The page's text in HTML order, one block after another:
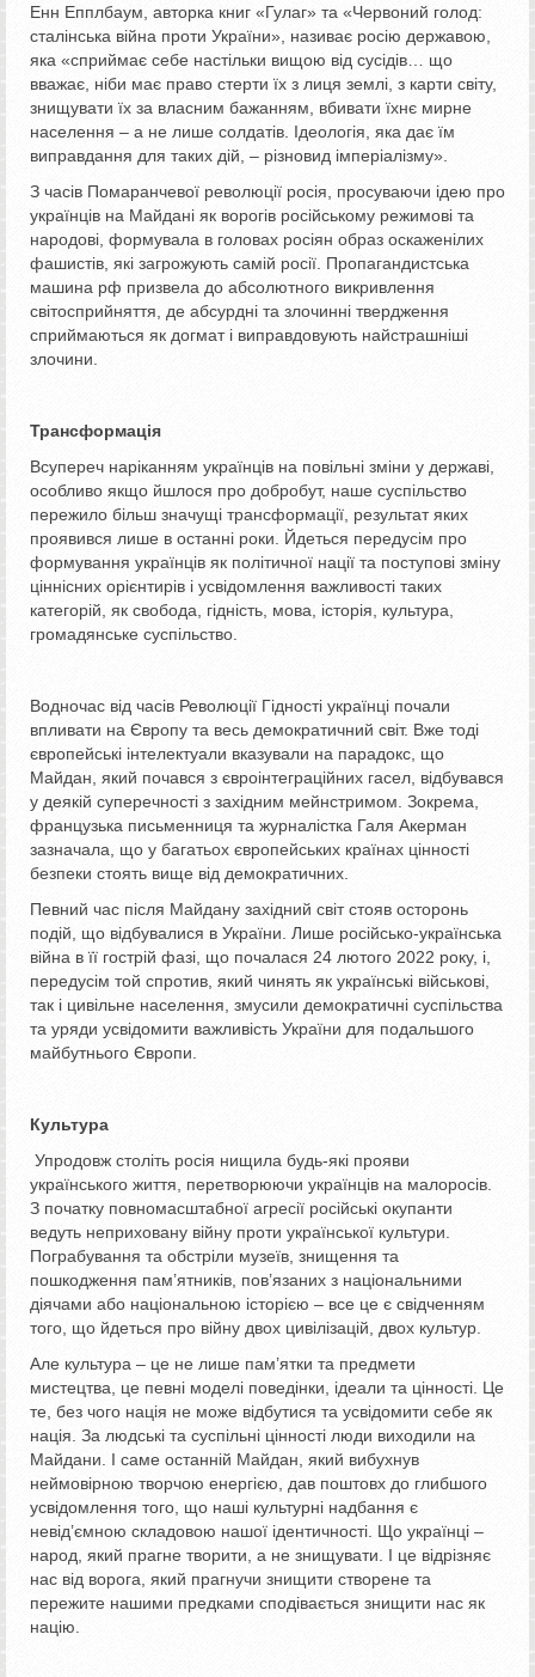
Енн Епплбаум, авторка книг «Гулаг» та «Червоний голод:
сталінська війна проти України», називає росію державою,
яка «сприймає себе настільки вищою від сусідів… що
вважає, ніби має право стерти їх з лиця землі, з карти світу,
знищувати їх за власним бажанням, вбивати їхнє мирне
населення – а не лише солдатів. Ідеологія, яка дає їм
виправдання для таких дій, – різновид імперіалізму».
З часів Помаранчевої революції росія, просуваючи ідею про
українців на Майдані як ворогів російському режимові та
народові, формувала в головах росіян образ оскаженілих
фашистів, які загрожують самій росії. Пропагандистська
машина рф призвела до абсолютного викривлення
світосприйняття, де абсурдні та злочинні твердження
сприймаються як догмат і виправдовують найстрашніші
злочини.
Трансформація
Всупереч наріканням українців на повільні зміни у державі,
особливо якщо йшлося про добробут, наше суспільство
пережило більш значущі трансформації, результат яких
проявився лише в останні роки. Йдеться передусім про
формування українців як політичної нації та поступові зміну
ціннісних орієнтирів і усвідомлення важливості таких
категорій, як свобода, гідність, мова, історія, культура,
громадянське суспільство.
Водночас від часів Революції Гідності українці почали
впливати на Європу та весь демократичний світ. Вже тоді
європейські інтелектуали вказували на парадокс, що
Майдан, який почався з євроінтеграційних гасел, відбувався
у деякій суперечності з західним мейнстримом. Зокрема,
французька письменниця та журналістка Галя Акерман
зазначала, що у багатьох європейських країнах цінності
безпеки стоять вище від демократичних.
Певний час після Майдану західний світ стояв осторонь
подій, що відбувалися в України. Лише російсько-українська
війна в її гострій фазі, що почалася 24 лютого 2022 року, і,
передусім той спротив, який чинять як українські військові,
так і цивільне населення, змусили демократичні суспільства
та уряди усвідомити важливість України для подальшого
майбутнього Європи.
Культура
Упродовж століть росія нищила будь-які прояви
українського життя, перетворюючи українців на малоросів.
З початку повномасштабної агресії російські окупанти
ведуть неприховану війну проти української культури.
Пограбування та обстріли музеїв, знищення та
пошкодження пам’ятників, пов’язаних з національними
діячами або національною історією – все це є свідченням
того, що йдеться про війну двох цивілізацій, двох культур.
Але культура – це не лише пам’ятки та предмети
мистецтва, це певні моделі поведінки, ідеали та цінності. Це
те, без чого нація не може відбутися та усвідомити себе як
нація. За людські та суспільні цінності люди виходили на
Майдани. І саме останній Майдан, який вибухнув
неймовірною творчою енергією, дав поштовх до глибшого
усвідомлення того, що наші культурні надбання є
невід’ємною складовою нашої ідентичності. Що українці –
народ, який прагне творити, а не знищувати. І це відрізняє
нас від ворога, який прагнучи знищити створене та
пережите нашими предками сподівається знищити нас як
націю.